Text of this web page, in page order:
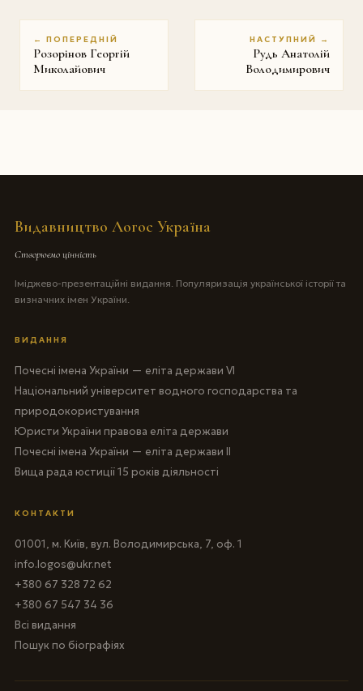
← ПОПЕРЕДНІЙ
Розорінов Георгій
Миколайович
НАСТУПНИЙ →
Рудь Анатолій
Володимирович
Видавництво Логос Україна
Створюємо цінність
Іміджево-презентаційні видання. Популяризація української історії та
визначних імен України.
ВИДАННЯ
Почесні імена України — еліта держави VI
Національний університет водного господарства та
природокористування
Юристи України правова еліта держави
Почесні імена України — еліта держави II
Вища рада юстиції 15 років діяльності
КОНТАКТИ
01001, м. Київ, вул. Володимирська, 7, оф. 1
info.logos@ukr.net
+380 67 328 72 62
+380 67 547 34 36
Всі видання
Пошук по біографіях